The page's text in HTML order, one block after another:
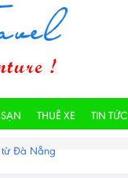
THUÊ XE TIN TỨC
từ Đà Nẵng